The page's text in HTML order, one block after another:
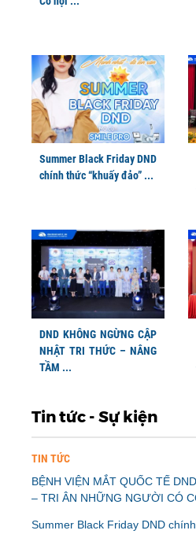
Summer Black Friday DND
chính thức “khuấy đảo” ...
DND KHÔNG NGỪNG CẬP
NHẬT TRI THỨC – NÂNG
TẦM ...
Tin tức - Sự kiện
TIN TỨC
BỆNH VIỆN MẮT QUỐC TẾ
– TRI ÂN NHỮNG NGƯỜI CÓ
Summer Black Friday DND